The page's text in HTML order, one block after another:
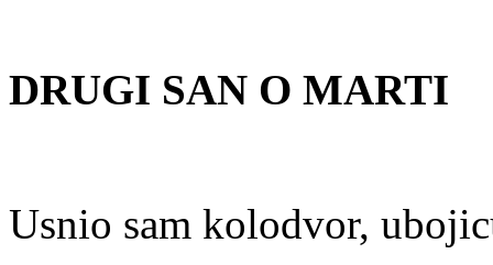
DRUGI SAN O MARTI
Usnio sam kolodvor,